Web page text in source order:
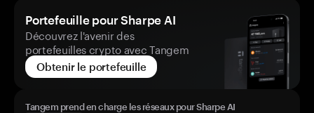
Portefeuille pour Sharpe AI
Découvrez l'avenir des
portefeuilles crypto avec Tangem
Obtenir le portefeuille
Tangem prend en charge les réseaux pour Sharpe AI